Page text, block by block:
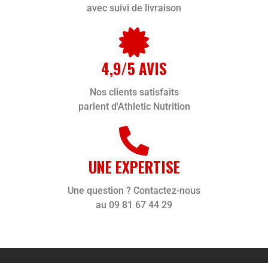
avec suivi de livraison
4,9/5 AVIS
Nos clients satisfaits
parlent d'Athletic Nutrition
UNE EXPERTISE
Une question ? Contactez-nous
au 09 81 67 44 29